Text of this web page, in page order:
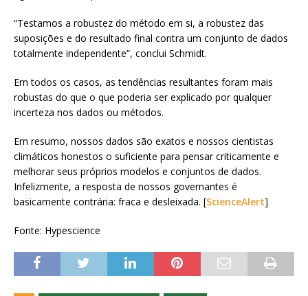
“Testamos a robustez do método em si, a robustez das
suposições e do resultado final contra um conjunto de dados
totalmente independente”, conclui Schmidt.
Em todos os casos, as tendências resultantes foram mais
robustas do que o que poderia ser explicado por qualquer
incerteza nos dados ou métodos.
Em resumo, nossos dados são exatos e nossos cientistas
climáticos honestos o suficiente para pensar criticamente e
melhorar seus próprios modelos e conjuntos de dados.
Infelizmente, a resposta de nossos governantes é
basicamente contrária: fraca e desleixada. [ScienceAlert]
Fonte: Hypescience